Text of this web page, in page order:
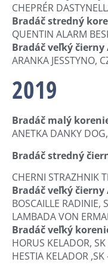
CHEPRÉR
Bradáč stredný
QUENTIN ALARM
Bradáč veľký čierny
ARANKA JESSTYNO,
2019
Bradáč malý
ANETKA DANKY
Bradáč stredný
CHERNI STRAZHNIK
Bradáč veľký čierny
BOSCAILLE
LAMBADA VON
Bradáč veľký
HORUS KELADOR,
HESTIA KELADOR